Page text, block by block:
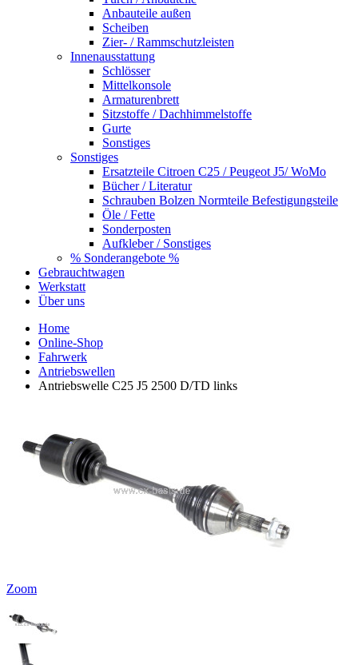
Anbauteile außen
Scheiben
Zier- / Rammschutzleisten
Innenausstattung
Schlösser
Mittelkonsole
Armaturenbrett
Sitzstoffe / Dachhimmelstoffe
Gurte
Sonstiges
Sonstiges
Ersatzteile Citroen C25 / Peugeot J5/ WoMo
Bücher / Literatur
Schrauben Bolzen Normteile Befestigungsteile
Öle / Fette
Sonderposten
Aufkleber / Sonstiges
% Sonderangebote %
Gebrauchtwagen
Werkstatt
Über uns
Home
Online-Shop
Fahrwerk
Antriebswellen
Antriebswelle C25 J5 2500 D/TD links
Zoom